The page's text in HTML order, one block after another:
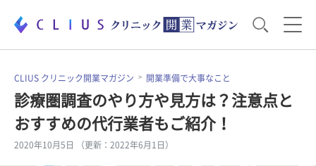
お役立ち資料 運営・経営のポイント
開業医のリアル 開業準備で大事なこと
CLIUS クリニック開業マガジン 開業準備で大事なこと
診療圏調査のやり方や見方は？注意点と
おすすめの代行業者もご紹介！
2020年10月5日 （更新：2022年6月1日）